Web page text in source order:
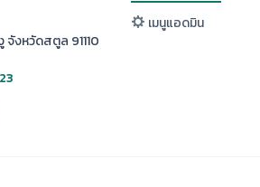
จังหวัดสตูล 91110
เมนูแอดมิน